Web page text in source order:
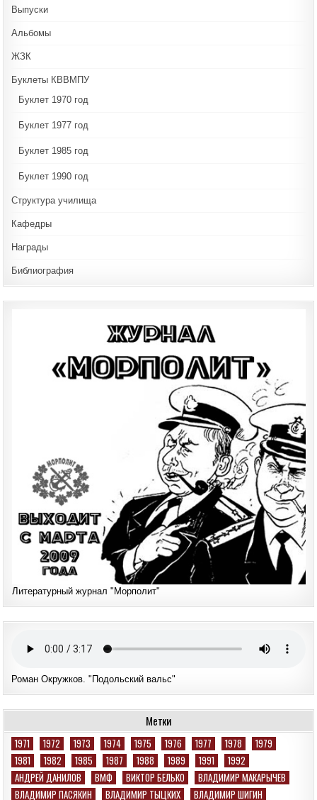
Выпуски
Альбомы
ЖЗК
Буклеты КВВМПУ
Буклет 1970 год
Буклет 1977 год
Буклет 1985 год
Буклет 1990 год
Структура училища
Кафедры
Награды
Библиография
Литературный журнал "Морполит"
Роман Окружков. "Подольский вальс"
Метки
1971 1972 1973 1974 1975 1976 1977 1978
1979
1981
1982 1985 1987 1988 1989 1991
1992
АНДРЕЙ ДАНИЛОВ
ВМФ ВИКТОР БЕЛЬКО
ВЛАДИМИР МАКАРЫЧЕВ
ВЛАДИМИР ПАСЯКИН
ВЛАДИМИР ТЫЦКИХ ВЛАДИМИР ШИГИН